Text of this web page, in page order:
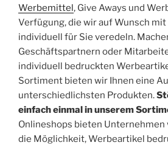
Werbemittel , Give Aways und
Verfügung, die wir auf Wunsch
individuell für Sie veredeln.
Geschäftspartnern oder
individuell bedruckten
Sortiment bieten wir Ihnen eine
unterschiedlichsten Produkten.
einfach einmal in unserem
Onlineshops bieten Unternehmen
die Möglichkeit, Werbeartikel